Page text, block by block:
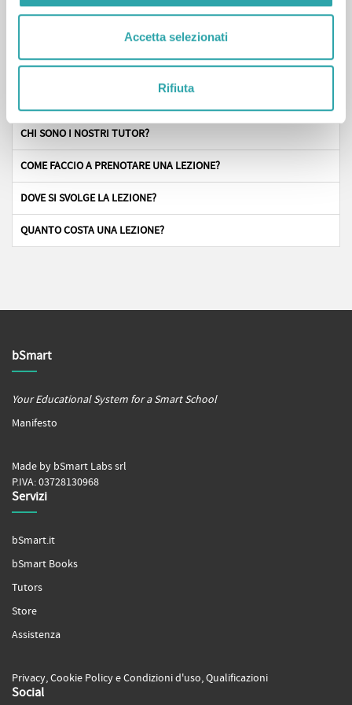
Accetta selezionati
Rifiuta
disegno tecnico "
CHI SONO I NOSTRI TUTOR?
COME FACCIO A PRENOTARE UNA LEZIONE?
DOVE SI SVOLGE LA LEZIONE?
QUANTO COSTA UNA LEZIONE?
bSmart
Your Educational System for a Smart School
Manifesto
Made by bSmart Labs srl
P.IVA: 03728130968
Servizi
bSmart.it
bSmart Books
Tutors
Store
Assistenza
Privacy,Cookie PolicyeCondizioni d'uso,Qualificazioni
Social